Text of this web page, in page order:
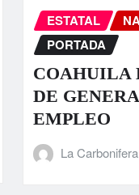
ESTATAL
PORTADA
COAHUILA
DE
EMPLEO
La Carbonifera